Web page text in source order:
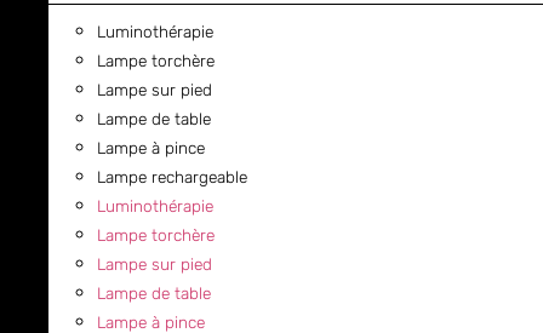
Luminothérapie
Lampe torchère
Lampe sur pied
Lampe de table
Lampe à pince
Lampe rechargeable
Luminothérapie
Lampe torchère
Lampe sur pied
Lampe de table
Lampe à pince